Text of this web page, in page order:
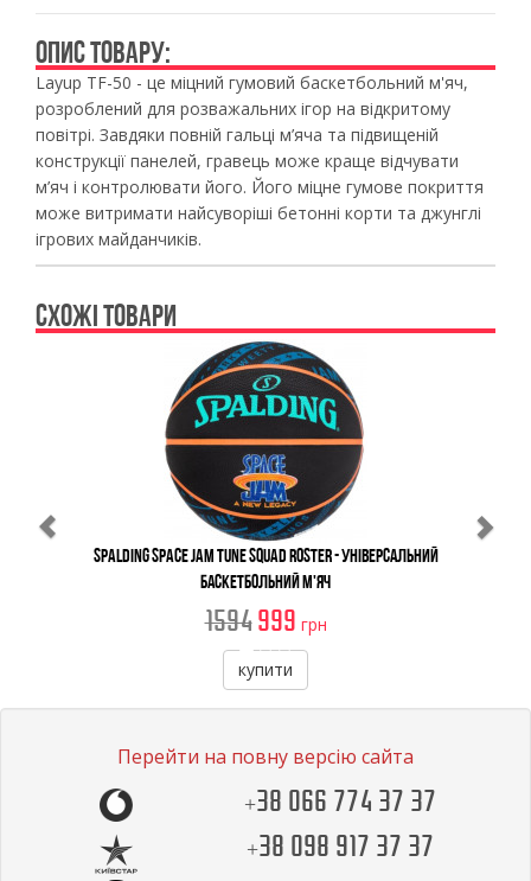
ОПИС ТОВАРУ:
Layup TF-50 - це міцний гумовий баскетбольний м'яч,
розроблений для розважальних ігор на відкритому
повітрі. Завдяки повній гальці м’яча та підвищеній
конструкції панелей, гравець може краще відчувати
м’яч і контролювати його. Його міцне гумове покриття
може витримати найсуворіші бетонні корти та джунглі
ігрових майданчиків.
СХОЖІ ТОВАРИ
Spalding Space Jam Tune Squad Roster - Універсальний
Баскетбольний М'яч
1594 999 грн
купити
Перейти на повну версію сайта
+38 066 774 37 37
+38 098 917 37 37